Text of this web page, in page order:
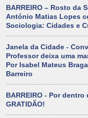
BARREIRO – Rosto da
António Matias Lopes
Sociologia: Cidades e
Janela da Cidade -
Professor deixa uma
Por Isabel Mateus Braga
Barreiro
BARREIRO - Por dentro
GRATIDÃO!